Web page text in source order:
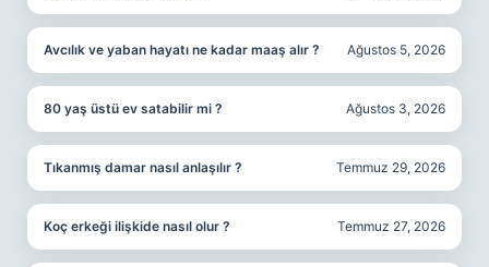
Avcılık ve yaban hayatı ne kadar maaş alır ? Ağustos 5, 2026
80 yaş üstü ev satabilir mi ? Ağustos 3, 2026
Tıkanmış damar nasıl anlaşılır ? Temmuz 29, 2026
Koç erkeği ilişkide nasıl olur ? Temmuz 27, 2026